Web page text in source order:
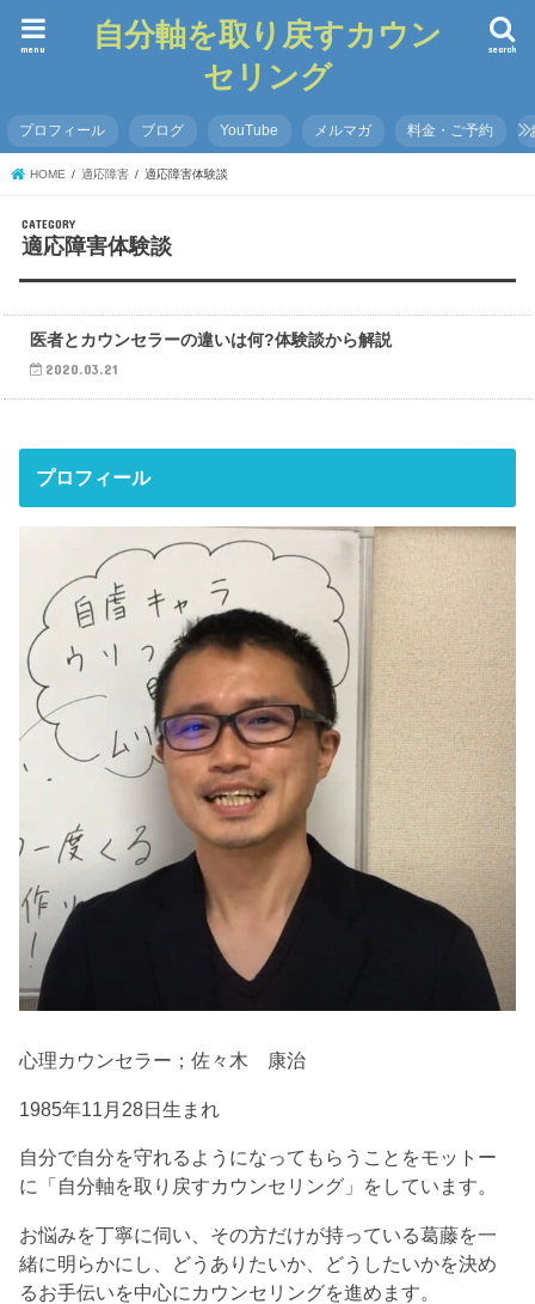
自分軸を取り戻すカウン
セリング
search
menu
プロフィール ブログ YouTube メルマガ 料金・ご予約
HOME 適応障害 適応障害体験談
適応障害体験談
医者とカウンセラーの違いは何?体験談から解説
2020.03.21
プロフィール
心理カウンセラー；佐々木 康治
1985年11月28日生まれ
自分で自分を守れるようになってもらうことをモットー
に「自分軸を取り戻すカウンセリング」をしています。
お悩みを丁寧に伺い、その方だけが持っている葛藤を一
緒に明らかにし、どうありたいか、どうしたいかを決め
るお手伝いを中心にカウンセリングを進めます。